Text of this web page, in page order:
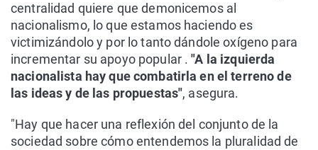
centralidad quiere que demonicemos al
nacionalismo, lo que estamos haciendo es
victimizándolo y por lo tanto dándole oxígeno para
incrementar su apoyo popular ."A la izquierda
nacionalista hay que combatirla en el terreno de
las ideas y de las propuestas", asegura.
"Hay que hacer una reflexión del conjunto de la
sociedad sobre cómo entendemos la pluralidad de